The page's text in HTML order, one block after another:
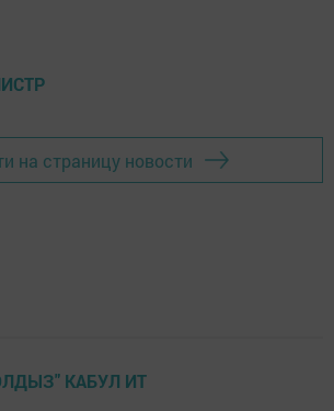
на страницу новости
КАБУЛ ИТ